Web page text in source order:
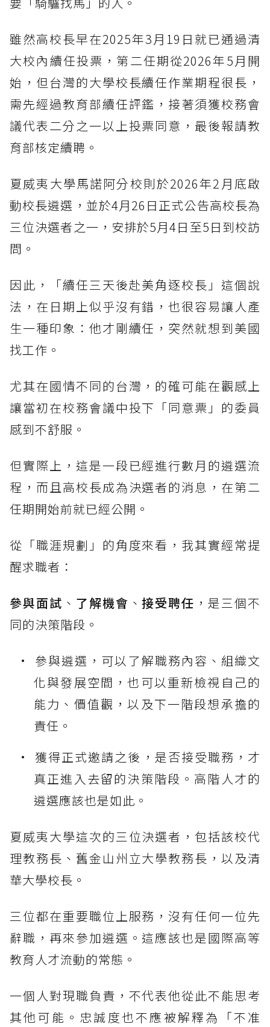
雖然高校長早在2025年3月19日就已通過清
大校內續任投票，第二任期從2026年5月開
始，但台灣的大學校長續任作業期程很長，
需先經過教育部續任評鑑，接著須獲校務會
議代表二分之一以上投票同意，最後報請教
育部核定續聘。
夏威夷大學馬諾阿分校則於2026年2月底啟
動校長遴選，並於4月26日正式公告高校長為
三位決選者之一，安排於5月4日至5日到校訪
問。
因此，「續任三天後赴美角逐校長」這個說
法，在日期上似乎沒有錯，也很容易讓人產
生一種印象：他才剛續任，突然就想到美國
找工作。
尤其在國情不同的台灣，的確可能在觀感上
讓當初在校務會議中投下「同意票」的委員
感到不舒服。
但實際上，這是一段已經進行數月的遴選流
程，而且高校長成為決選者的消息，在第二
任期開始前就已經公開。
從「職涯規劃」的角度來看，我其實經常提
醒求職者：
參與面試 、 了解機會 、接受聘任 ，是三個不
同的決策階段。
參與遴選，可以了解職務內容、組織文
化與發展空間，也可以重新檢視自己的
能力、價值觀，以及下一階段想承擔的
責任。
獲得正式邀請之後，是否接受職務，才
真正進入去留的決策階段。高階人才的
遴選應該也是如此。
夏威夷大學這次的三位決選者，包括該校代
理教務長、舊金山州立大學教務長，以及清
華大學校長。
三位都在重要職位上服務，沒有任何一位先
辭職，再來參加遴選。這應該也是國際高等
教育人才流動的常態。
一個人對現職負責，不代表他從此不能思考
其他可能。忠誠度也不應被解釋為「不准